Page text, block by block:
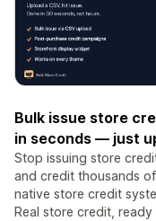
Bulk issue store
in seconds — just
Stop issuing store
and credit thousands
native store credit
Real store credit,